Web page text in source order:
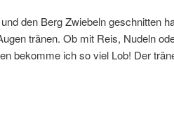
den Berg Zwiebeln geschnitten
tränen. Ob mit Reis, Nudeln
bekomme ich so viel Lob! Der